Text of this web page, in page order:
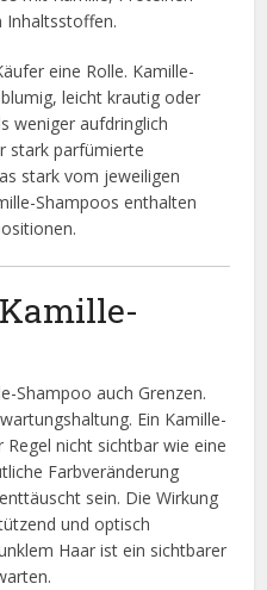
Inhaltsstoffen.
eine Rolle. Kamille-
leicht krautig oder
weniger aufdringlich
stark parfümierte
stark vom jeweiligen
Shampoos enthalten
Shampoo auch Grenzen.
Ein Kamille-
nicht sichtbar wie eine
Farbveränderung
sein. Die Wirkung
und optisch
Haar ist ein sichtbarer